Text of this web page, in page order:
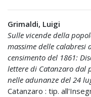
Grimaldi, Luigi
Sulle vicende della
massime delle
censimento del 1861:
lettere di Catanzaro dal
nelle adunanze del 24
Catanzaro : tip.